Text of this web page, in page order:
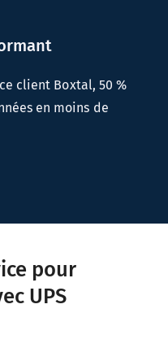
client Boxtal, 50 %
en moins de
pour
UPS